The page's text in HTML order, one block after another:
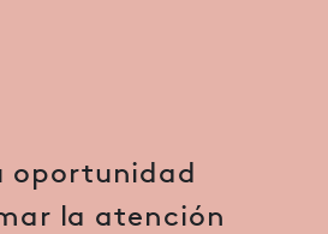
oportunidad
la atención